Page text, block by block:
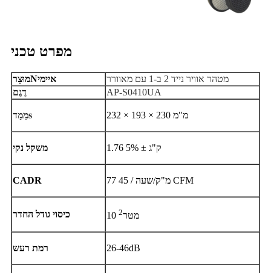
מפרט טכני
מוּצָרNאיימי
מטהר אוויר נייד 2 ב-1 עם מאוורר
דֶגֶם
AP-S0410UA
מֵמַדs 232 × 193 × 230 מ"מ
משקל נקי 1.76 ק"ג ± 5%
CADR 77 מ"ק/שעה / 45 CFM
כיסוי גודל החדר 10 מטר2
רמת רעש 26-46dB